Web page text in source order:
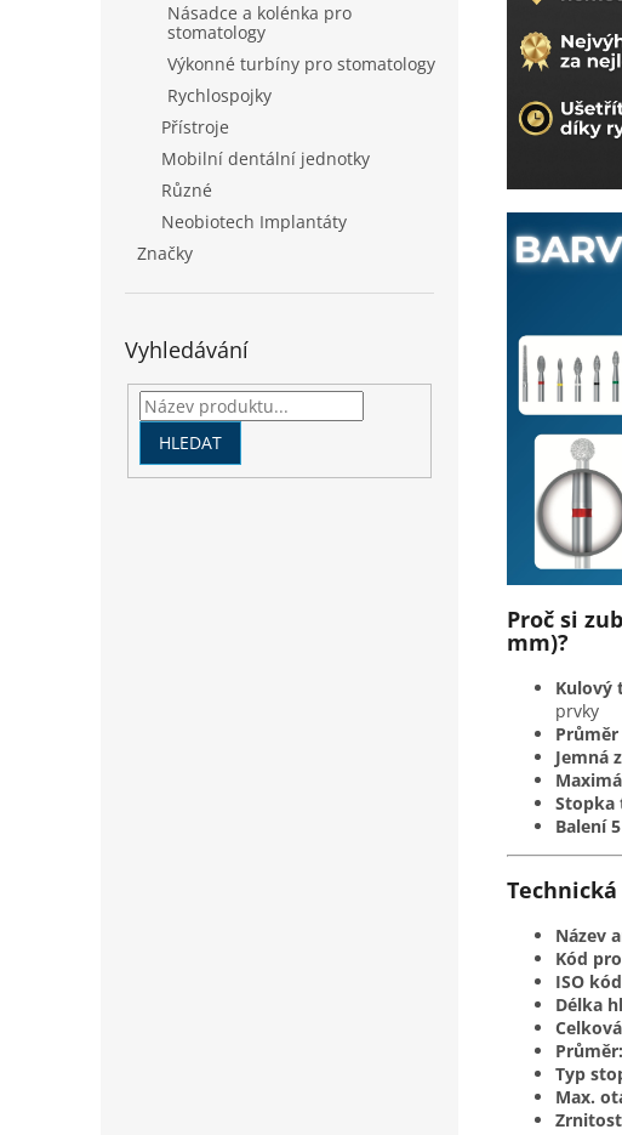
Násadce a kolénka pro
stomatology
Výkonné turbíny pro stomatology
Rychlospojky
Přístroje
Mobilní dentální jednotky
Různé
Neobiotech Implantáty
Značky
Vyhledávání
HLEDAT
Proč si
mm)?
Kulový
prvky
Jemná
Stopka
Balení
Název
Kód
ISO
Délka
Průměr:
Typ
Max.